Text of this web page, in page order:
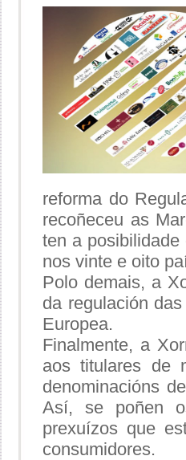
reforma do
recoñeceu as
ten a
nos vinte e oito
Polo demais, a
da regulación
Europea.
Finalmente, a
aos titulares de
denominacións
Así, se poñen
prexuízos que
consumidores.